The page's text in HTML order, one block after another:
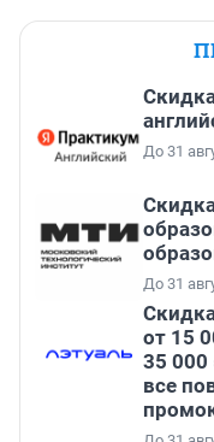
До 31
До 31
от 15
35 000
все